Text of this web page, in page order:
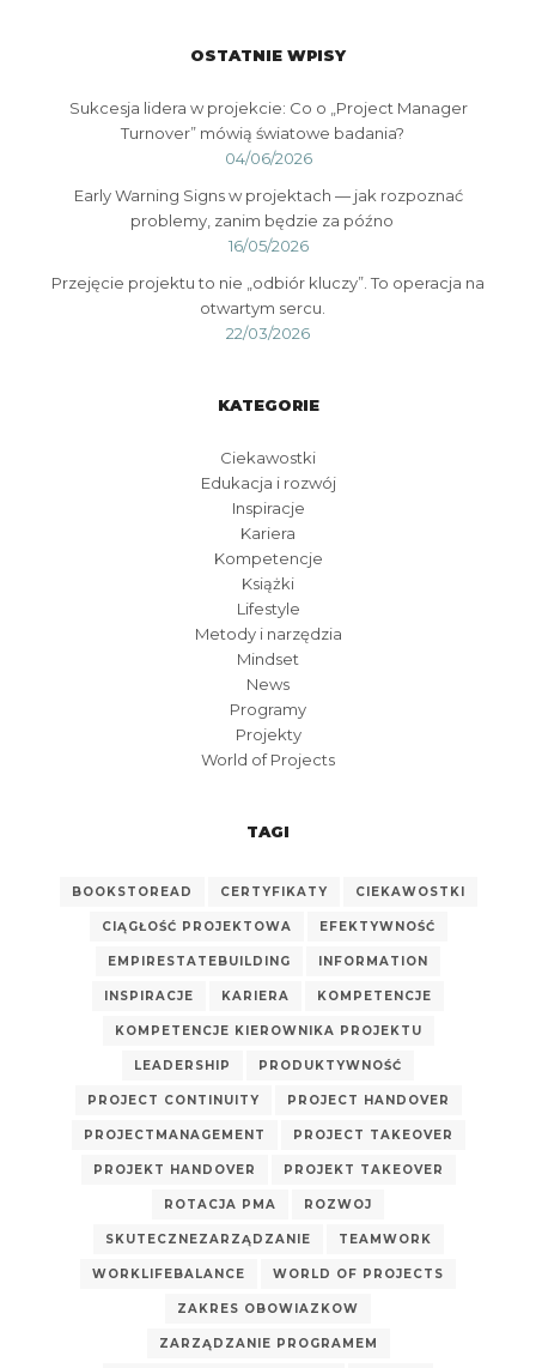
OSTATNIE WPISY
Sukcesja lidera w projekcie: Co o „Project Manager
Turnover” mówią światowe badania?
04/06/2026
Early Warning Signs w projektach — jak rozpoznać
problemy, zanim będzie za późno
16/05/2026
Przejęcie projektu to nie „odbiór kluczy”. To operacja na
otwartym sercu.
22/03/2026
KATEGORIE
Ciekawostki
Edukacja i rozwój
Inspiracje
Kariera
Kompetencje
Książki
Lifestyle
Metody i narzędzia
Mindset
News
Programy
Projekty
World of Projects
TAGI
BOOKSTOREAD CERTYFIKATY CIEKAWOSTKI
CIĄGŁOŚĆ PROJEKTOWA EFEKTYWNOŚĆ
EMPIRESTATEBUILDING INFORMATION
INSPIRACJE KARIERA KOMPETENCJE
KOMPETENCJE KIEROWNIKA PROJEKTU
LEADERSHIP PRODUKTYWNOŚĆ
PROJECT CONTINUITY PROJECT HANDOVER
PROJECTMANAGEMENT PROJECT TAKEOVER
PROJEKT HANDOVER PROJEKT TAKEOVER
ROTACJA PMA ROZWOJ
SKUTECZNEZARZĄDZANIE TEAMWORK
WORKLIFEBALANCE WORLD OF PROJECTS
ZAKRES OBOWIAZKOW
ZARZĄDZANIE PROGRAMEM